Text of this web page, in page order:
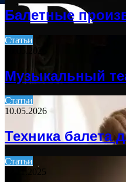
Балетные
Статьи
10.05.2026
Музыкальный
Статьи
10.05.2026
Техника балета
Статьи
02.11.2025